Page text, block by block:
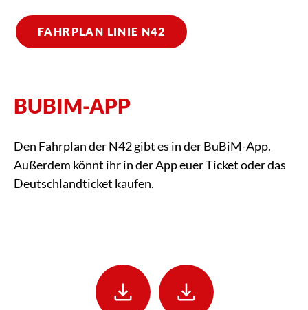
FAHRPLAN LINIE N42
BUBIM-APP
Den Fahrplan der N42 gibt es in der BuBiM-App.
Außerdem könnt ihr in der App euer Ticket oder das
Deutschlandticket kaufen.
download download